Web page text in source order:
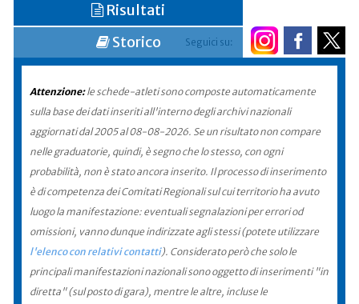
Seguici su:
Risultati
Storico
Attenzione:le schede-atleti sono composte automaticamente
sulla base dei dati inseriti all'interno degli archivi nazionali
aggiornati dal 2005 al 08-08-2026. Se un risultato non compare
nelle graduatorie, quindi, è segno che lo stesso, con ogni
probabilità, non è stato ancora inserito. Il processo di inserimento
è di competenza dei Comitati Regionali sul cui territorio ha avuto
luogo la manifestazione: eventuali segnalazioni per errori od
omissioni, vanno dunque indirizzate agli stessi (potete utilizzare
l'elenco con relativi contatti). Considerato però che solo le
principali manifestazioni nazionali sono oggetto di inserimenti "in
diretta" (sul posto di gara), mentre le altre, incluse le